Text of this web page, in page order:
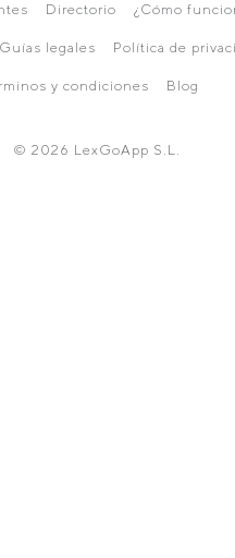
Directorio ¿Cómo
Guías legales Política de
y condiciones Blog
© 2026 LexGoApp S.L.